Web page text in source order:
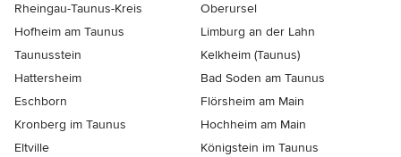
Rheingau-Taunus-Kreis
Oberursel
Hofheim am Taunus
Limburg an der Lahn
Taunusstein
Kelkheim (Taunus)
Hattersheim
Bad Soden am Taunus
Eschborn
Flörsheim am Main
Kronberg im Taunus
Hochheim am Main
Eltville
Königstein im Taunus